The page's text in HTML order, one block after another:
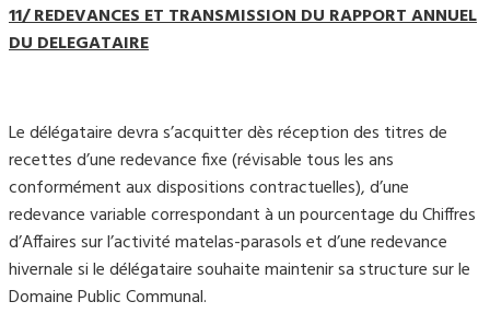
11/REDEVANCES ET TRANSMISSION DU RAPPORT ANNUEL
DU DELEGATAIRE
Le délégataire devra s’acquitter dès réception des titres de
recettes d’une redevance fixe (révisable tous les ans
conformément aux dispositions contractuelles), d’une
redevance variable correspondant à un pourcentage du Chiffres
d’Affaires sur l’activité matelas-parasols et d’une redevance
hivernale si le délégataire souhaite maintenir sa structure sur le
Domaine Public Communal.